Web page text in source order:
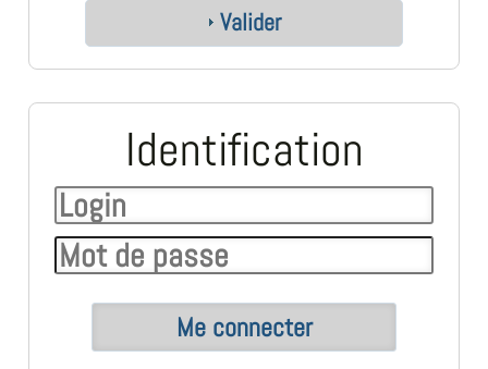
Valider
Identification